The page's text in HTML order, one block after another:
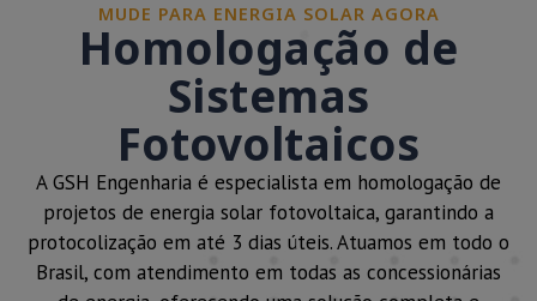
MUDE PARA ENERGIA SOLAR AGORA
Homologação de
Sistemas
Fotovoltaicos
A GSH Engenharia é especialista em homologação de
projetos de energia solar fotovoltaica, garantindo a
protocolização em até 3 dias úteis. Atuamos em todo o
Brasil, com atendimento em todas as concessionárias